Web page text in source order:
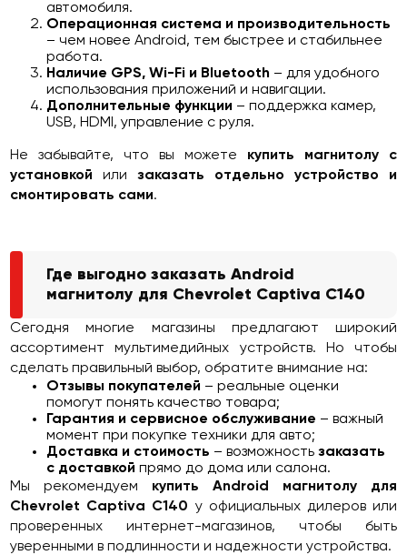
автомобиля.
Операционная система и производительность
– чем новее Android, тем быстрее и стабильнее
работа.
Наличие GPS, Wi-Fi и Bluetooth – для удобного
использования приложений и навигации.
Дополнительные функции – поддержка камер,
USB, HDMI, управление с руля.
Не забывайте, что вы можете купить магнитолу с
установкой илизаказать отдельно устройство и
смонтировать сами.
Где выгодно заказать Android
магнитолу для Chevrolet Captiva C140
Сегодня многие магазины предлагают широкий
ассортимент мультимедийных устройств. Но чтобы
сделать правильный выбор, обратите внимание на:
Отзывы покупателей – реальные оценки
помогут понять качество товара;
Гарантия и сервисное обслуживание – важный
момент при покупке техники для авто;
Доставка и стоимость – возможностьзаказать
с доставкой прямо до дома или салона.
Мы рекомендуем купить Android магнитолу для
Chevrolet Captiva C140 у официальных дилеров или
проверенных интернет-магазинов, чтобы быть
уверенными в подлинности и надежности устройства.